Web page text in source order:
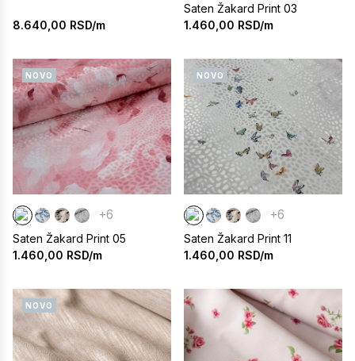
8.640,00 RSD/m
Saten Žakard Print 03
1.460,00 RSD/m
NOVO
+6
Saten Žakard Print 05
1.460,00 RSD/m
NOVO
+6
Saten Žakard Print 11
1.460,00 RSD/m
NOVO